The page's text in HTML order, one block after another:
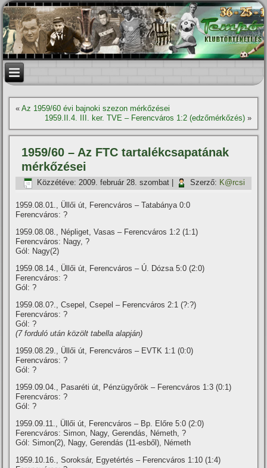
«Az 1959/60 évi bajnoki szezon mérkőzései
1959.II.4. III. ker. TVE – Ferencváros 1:2 (edzőmérkőzés)»
1959/60 – Az FTC tartalékcsapatának
mérkőzései
Közzétéve: 2009. február 28. szombat Szerző: K@rcsi
1959.08.01., Üllői út, Ferencváros – Tatabánya 0:0
Ferencváros: ?
1959.08.08., Népliget, Vasas – Ferencváros 1:2 (1:1)
Ferencváros: Nagy, ?
Gól: Nagy(2)
1959.08.14., Üllői út, Ferencváros – Ú. Dózsa 5:0 (2:0)
Ferencváros: ?
Gól: ?
1959.08.0?., Csepel, Csepel – Ferencváros 2:1 (?:?)
Ferencváros: ?
Gól: ?
(7 forduló után közölt tabella alapján)
1959.08.29., Üllői út, Ferencváros – EVTK 1:1 (0:0)
Ferencváros: ?
Gól: ?
1959.09.04., Pasaréti út, Pénzügyőrök – Ferencváros 1:3 (0:1)
Ferencváros: ?
Gól: ?
1959.09.11., Üllői út, Ferencváros – Bp. Előre 5:0 (2:0)
Ferencváros: Simon, Nagy, Gerendás, Németh, ?
Gól: Simon(2), Nagy, Gerendás (11-esből), Németh
1959.10.16., Soroksár, Egyetértés – Ferencváros 1:10 (1:4)